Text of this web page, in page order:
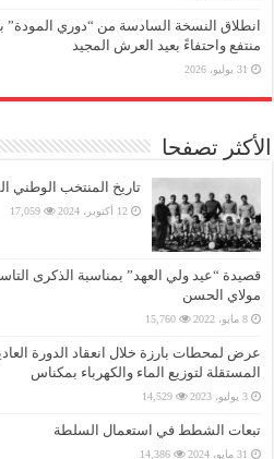
انطلاق النسخة السادسة من “دوري المودة”
منتفع واحتفاءً بعيد العرش المجيد
31 يوليو، 2026
الأكثر تصفحا
تاريخ المنتخب الوطني
12 أكتوبر، 2024 17,059
قصيدة “عيد ولي العهد” بمناسبة الذكرى
مولاي الحسن
8 مايو، 2022 15,760
عرض لمحطات بارزة خلال انعقاد الدورة
المستقلة لتوزيع الماء والكهرباء بمكناس
3 يوليو، 2023 14,529
تبعات الشطط في استعمال السلطة
31 مايو، 2024 14,386